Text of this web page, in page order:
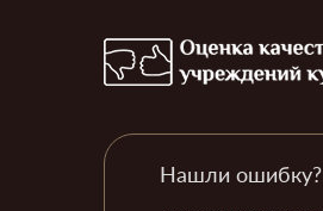
Нашли ошибку?